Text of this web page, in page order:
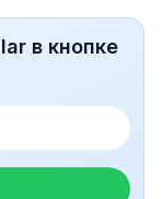
в кнопке